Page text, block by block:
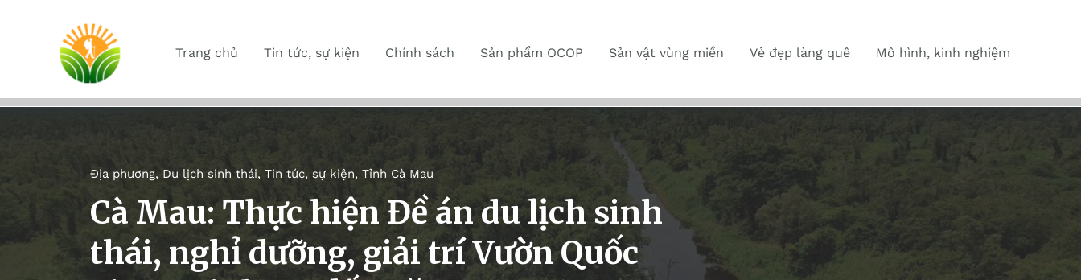
Trang chủ Tin tức, sự kiện Chính sách Sản phẩm OCOP Sản vật vùng miền Vẻ đẹp làng quê Mô hình, kinh nghiệm
Địa phương, Du lịch sinh thái, Tin tức, sự kiện, Tỉnh Cà Mau
Cà Mau: Thực hiện Đề án du lịch sinh
thái, nghỉ dưỡng, giải trí Vườn Quốc